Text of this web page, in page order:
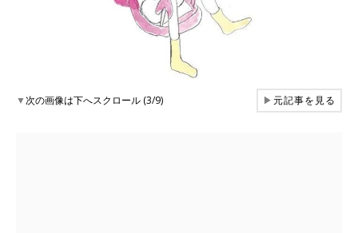
▼次の画像は下へスクロール (3/9) ▶元記事を見る